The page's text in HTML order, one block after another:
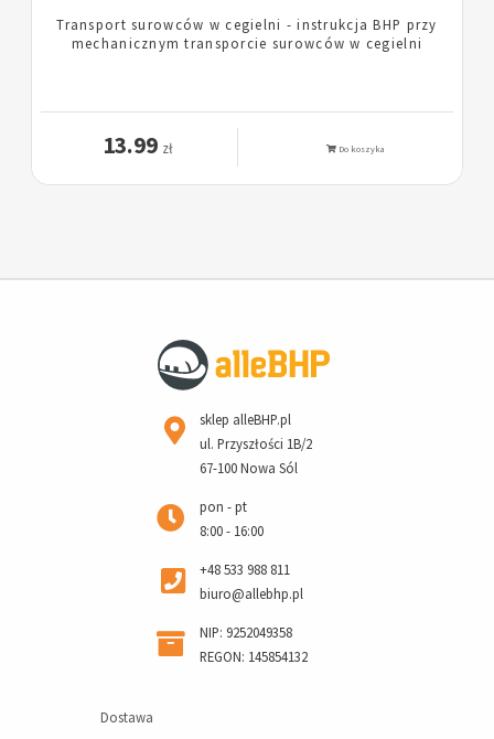
Sortowanie i magazynowanie wyrobów w cegielni -
instrukcja BHP przy sortowaniu i magazynowaniu
13.99 zł Do koszyka
sklep alleBHP.pl
ul. Przyszłości 1B/2
67-100 Nowa Sól
pon - pt
8:00 - 16:00
+48 533 988 811
biuro@allebhp.pl
NIP: 9252049358
REGON: 145854132
Dostawa